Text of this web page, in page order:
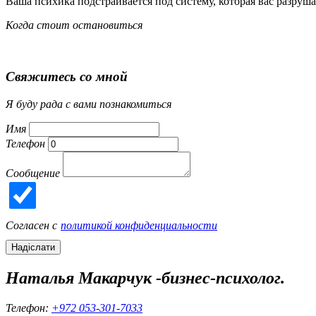
Когда стоит остановиться
Свяжитесь со мной
Я буду рада с вами познакомиться
Имя
Телефон
Сообщение
Согласен с политикой конфиденциальности
Надіслати
Наталья Макарчук -бизнес-психолог.
Телефон: +972 053-301-7033